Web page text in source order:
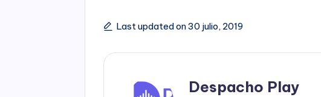
Last updated on 30 julio, 2019
Despacho Play